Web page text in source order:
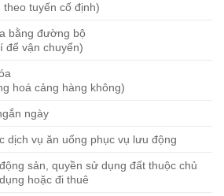
tuyến cố định)
bằng đường bộ
để vận chuyển)
hoá cảng hàng không)
ngày
dịch vụ ăn uống phục vụ lưu động
sản, quyền sử dụng đất thuộc chủ
hoặc đi thuê